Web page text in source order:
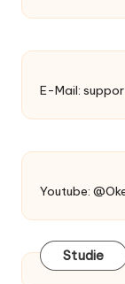
E-Mail:
Youtube:
Studie